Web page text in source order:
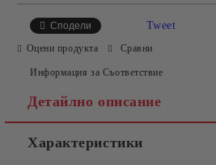
Съгласен съм с
Ние ще се свържем с вас в рамките на
Сподели Tweet
Оцени продукта Сравни
Информация за Съответствие
Детайлно описание
Характеристики